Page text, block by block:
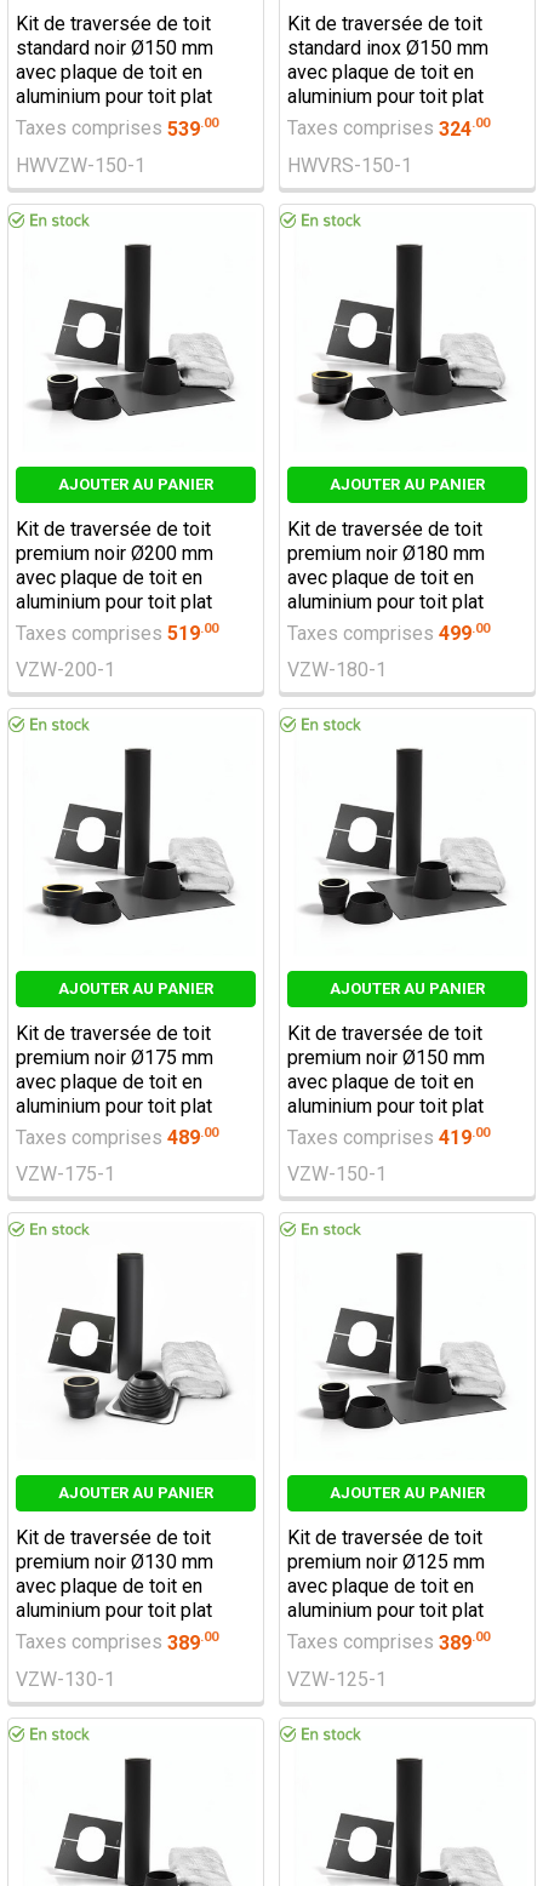
Kit de traversée de toit
standard noir Ø150 mm
avec plaque de toit en
aluminium pour toit plat
Taxes comprises 539.00
HWVZW-150-1
Kit de traversée de toit
standard inox Ø150 mm
avec plaque de toit en
aluminium pour toit plat
Taxes comprises 324.00
HWVRS-150-1
AJOUTER AU PANIER
Kit de traversée de toit
premium noir Ø200 mm
avec plaque de toit en
aluminium pour toit plat
Taxes comprises 519.00
VZW-200-1
AJOUTER AU PANIER
Kit de traversée de toit
premium noir Ø180 mm
avec plaque de toit en
aluminium pour toit plat
Taxes comprises 499.00
VZW-180-1
AJOUTER AU PANIER
Kit de traversée de toit
premium noir Ø175 mm
avec plaque de toit en
aluminium pour toit plat
Taxes comprises 489.00
VZW-175-1
AJOUTER AU PANIER
Kit de traversée de toit
premium noir Ø150 mm
avec plaque de toit en
aluminium pour toit plat
Taxes comprises 419.00
VZW-150-1
AJOUTER AU PANIER
Kit de traversée de toit
premium noir Ø130 mm
avec plaque de toit en
aluminium pour toit plat
Taxes comprises 389.00
VZW-130-1
AJOUTER AU PANIER
Kit de traversée de toit
premium noir Ø125 mm
avec plaque de toit en
aluminium pour toit plat
Taxes comprises 389.00
VZW-125-1